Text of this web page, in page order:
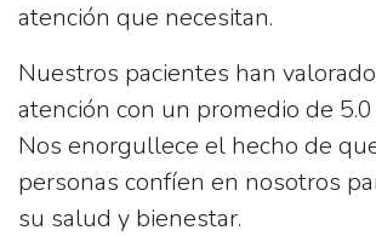
atención que necesitan.
Nuestros pacientes han
atención con un promedio de
Nos enorgullece el hecho de
personas confíen en nosotros
su salud y bienestar.